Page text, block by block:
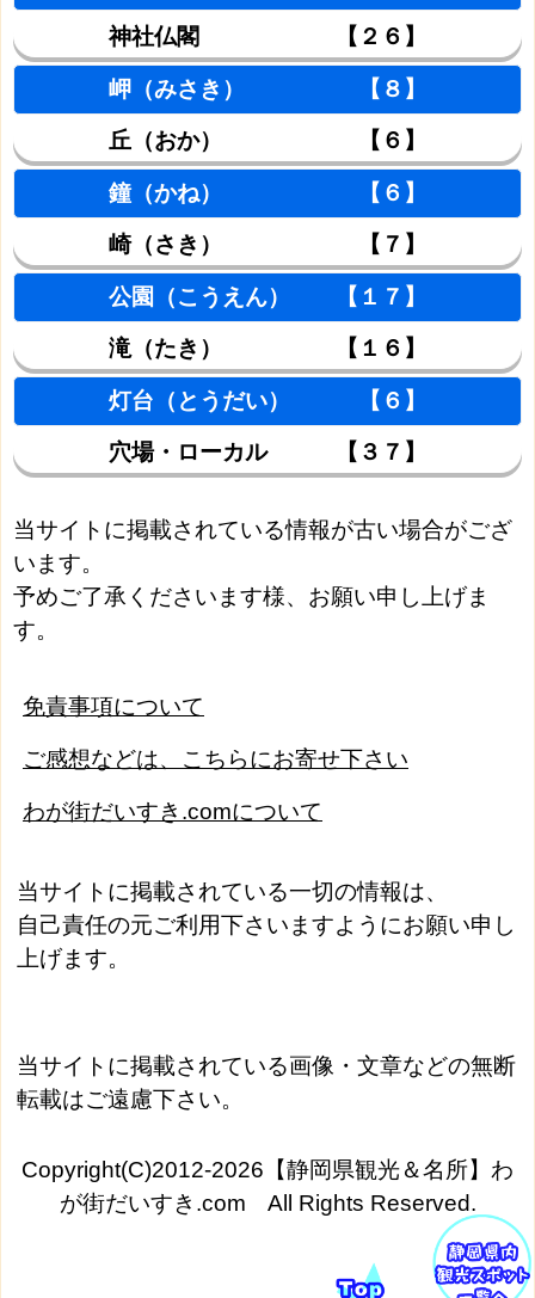
神社仏閣 【２６】
岬（みさき） 【８】
丘（おか） 【６】
鐘（かね） 【６】
崎（さき） 【７】
公園（こうえん） 【１７】
滝（たき） 【１６】
灯台（とうだい） 【６】
穴場・ローカル 【３７】
当サイトに掲載されている情報が古い場合がござ
います。
予めご了承くださいます様、お願い申し上げま
す。
免責事項について
ご感想などは、こちらにお寄せ下さい
わが街だいすき.comについて
当サイトに掲載されている一切の情報は、
自己責任の元ご利用下さいますようにお願い申し
上げます。
当サイトに掲載されている画像・文章などの無断
転載はご遠慮下さい。
Copyright(C)2012-2026【静岡県観光＆名所】わ
が街だいすき.com All Rights Reserved.